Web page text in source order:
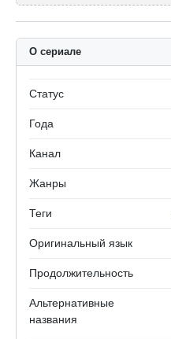
О сериале
Статус
Года
Канал
Жанры
Теги
Оригинальный язык
Продолжительность
Альтернативные
названия